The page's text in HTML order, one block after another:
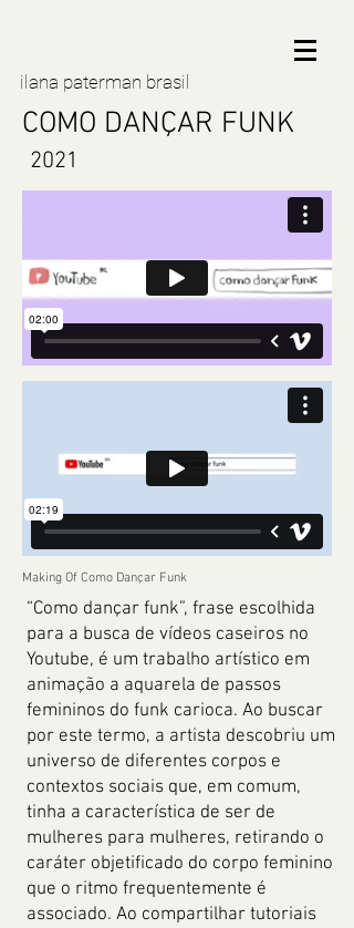
ilana paterman brasil
COMO DANÇAR FUNK
2021
Making Of Como Dançar Funk
“Como dançar funk”, frase escolhida
para a busca de vídeos caseiros no
Youtube, é um trabalho artístico em
animação a aquarela de passos
femininos do funk carioca. Ao buscar
por este termo, a artista descobriu um
universo de diferentes corpos e
contextos sociais que, em comum,
tinha a característica de ser de
mulheres para mulheres, retirando o
caráter objetificado do corpo feminino
que o ritmo frequentemente é
associado. Ao compartilhar tutoriais